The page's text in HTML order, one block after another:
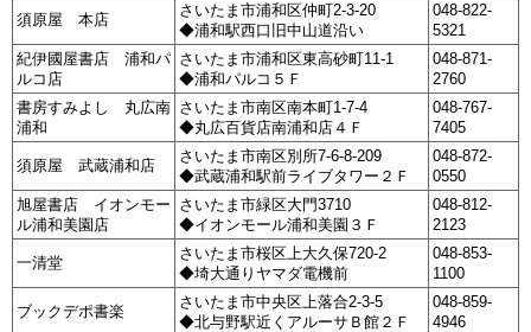
須原屋 本店
さいたま市浦和区仲町2-3-20
◆浦和駅西口旧中山道沿い
048-822-
5321
紀伊國屋書店 浦和パ
ルコ店
さいたま市浦和区東高砂町11-1
◆浦和パルコ５Ｆ
048-871-
2760
書房すみよし 丸広南
浦和
さいたま市南区南本町1-7-4
◆丸広百貨店南浦和店４Ｆ
048-767-
7405
須原屋 武蔵浦和店
さいたま市南区別所7-6-8-209
◆武蔵浦和駅前ライブタワー２Ｆ
048-872-
0550
旭屋書店 イオンモー
ル浦和美園店
さいたま市緑区大門3710
◆イオンモール浦和美園３Ｆ
048-812-
2123
一清堂
さいたま市桜区上大久保720-2
◆埼大通りヤマダ電機前
048-853-
1100
ブックデポ書楽
さいたま市中央区上落合2-3-5
◆北与野駅近くアルーサＢ館２Ｆ
048-859-
4946